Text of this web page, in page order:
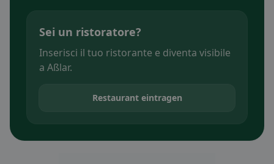
Sei un ristoratore?
Inserisci il tuo ristorante e diventa visibile
a Aßlar.
Restaurant eintragen